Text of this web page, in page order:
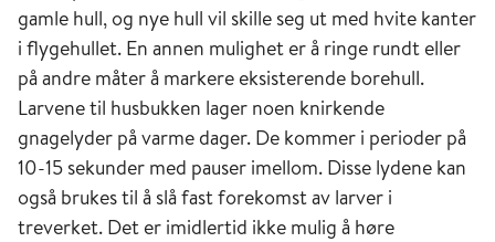
gamle hull, og nye hull vil skille seg ut med hvite kanter
i flygehullet. En annen mulighet er å ringe rundt eller
på andre måter å markere eksisterende borehull.
Larvene til husbukken lager noen knirkende
gnagelyder på varme dager. De kommer i perioder på
10-15 sekunder med pauser imellom. Disse lydene kan
også brukes til å slå fast forekomst av larver i
treverket. Det er imidlertid ikke mulig å høre